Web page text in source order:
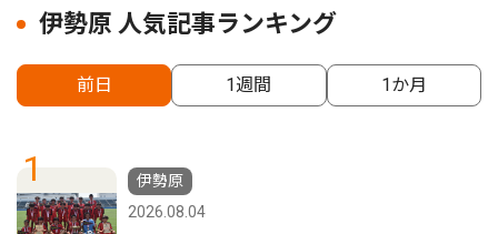
伊勢原 人気記事ランキング
前日 1週間 1か月
1
伊勢原
2026.08.04